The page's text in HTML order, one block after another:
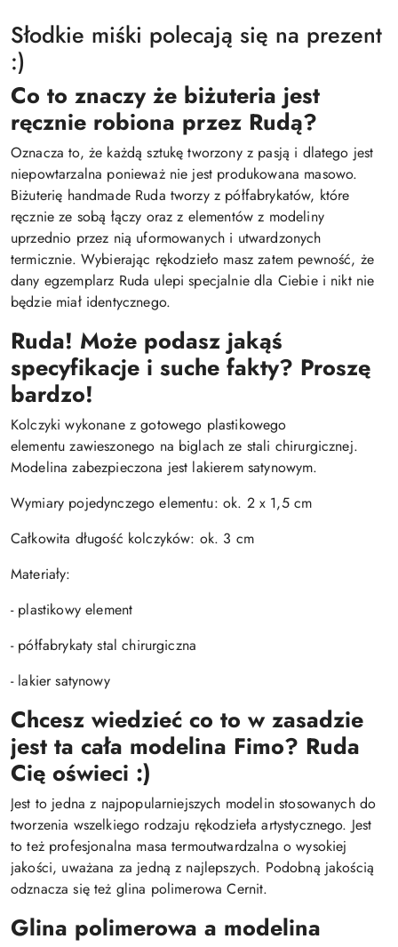
Słodkie miśki polecają się na prezent
:)
Co to znaczy że biżuteria jest
ręcznie robiona przez Rudą?
Oznacza to, że każdą sztukę tworzony z pasją i dlatego jest
niepowtarzalna ponieważ nie jest produkowana masowo.
Biżuterię handmade Ruda tworzy z półfabrykatów, które
ręcznie ze sobą łączy oraz z elementów z modeliny
uprzednio przez nią uformowanych i utwardzonych
termicznie. Wybierając rękodzieło masz zatem pewność, że
dany egzemplarz Ruda ulepi specjalnie dla Ciebie i nikt nie
będzie miał identycznego.
Ruda! Może podasz jakąś
specyfikacje i suche fakty? Proszę
bardzo!
Kolczyki wykonane z gotowego plastikowego
elementu zawieszonego na biglach ze stali chirurgicznej.
Modelina zabezpieczona jest lakierem satynowym.
Wymiary pojedynczego elementu: ok. 2 x 1,5 cm
Całkowita długość kolczyków: ok. 3 cm
Materiały:
- plastikowy element
- półfabrykaty stal chirurgiczna
- lakier satynowy
Chcesz wiedzieć co to w zasadzie
jest ta cała modelina Fimo? Ruda
Cię oświeci :)
Jest to jedna z najpopularniejszych modelin stosowanych do
tworzenia wszelkiego rodzaju rękodzieła artystycznego. Jest
to też profesjonalna masa termoutwardzalna o wysokiej
jakości, uważana za jedną z najlepszych. Podobną jakością
odznacza się też glina polimerowa Cernit.
Glina polimerowa a modelina